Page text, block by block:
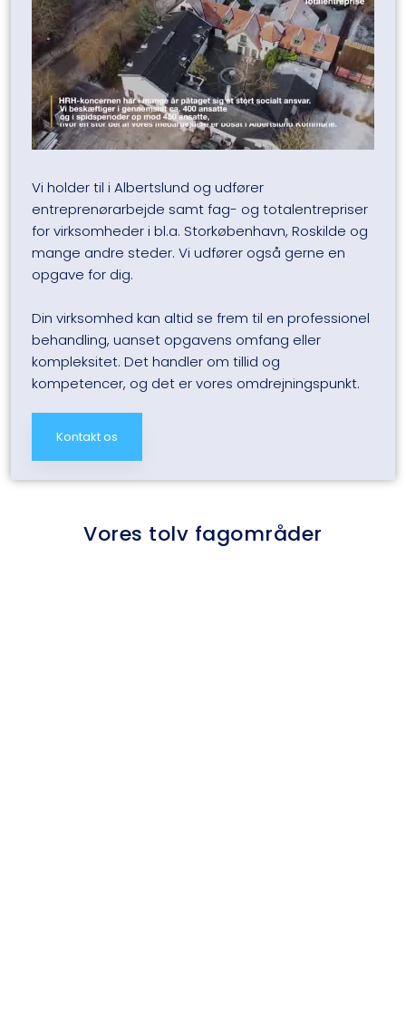
Vi holder til i Albertslund og udfører
entreprenørarbejde samt fag- og totalentrepriser
for virksomheder i bl.a. Storkøbenhavn, Roskilde og
mange andre steder. Vi udfører også gerne en
opgave for dig.​
Din virksomhed kan altid se frem til en professionel
behandling, uanset opgavens omfang eller
kompleksitet. Det handler om tillid og
kompetencer, og det er vores omdrejningspunkt.
Kontakt os
​Vores tolv fagområder